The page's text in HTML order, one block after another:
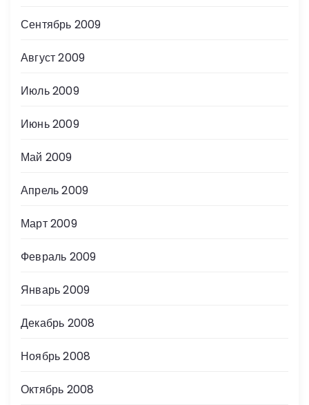
Сентябрь 2009
Август 2009
Июль 2009
Июнь 2009
Май 2009
Апрель 2009
Март 2009
Февраль 2009
Январь 2009
Декабрь 2008
Ноябрь 2008
Октябрь 2008